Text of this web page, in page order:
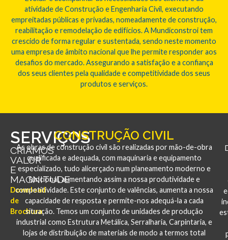
atividade de Construção e Engenharia Civil, executando
empreitadas públicas e privadas, nomeadamente de construção,
reabilitação e remodelação de edifícios. A Mundiconstroi tem
crescido de forma regular e sustentada, sendo neste momento
uma empresa de âmbito nacional que lhe permite responder aos
desafios do mercado. Assegurando a satisfação e a confiança
dos seus clientes pela qualidade e competitividade dos seus
produtos e serviços.
SERVIÇOS
CRIAMOS
VALOR
E
MAGNITUDE
Download
de
Brochura
CONSTRUÇÃO CIVIL
As obras de construção civil são realizadas por mão-de-obra
qualificada e adequada, com maquinaria e equipamento
especializado, tudo alicerçado num planeamento moderno e
funcional, aumentando assim a nossa produtividade e
competitividade. Este conjunto de valências, aumenta a nossa
capacidade de resposta e permite-nos adequá-la a cada
situação. Temos um conjunto de unidades de produção
industrial como Estrutura Metálica, Serralharia, Carpintaria, e
lojas de distribuição de materiais de modo a termos total